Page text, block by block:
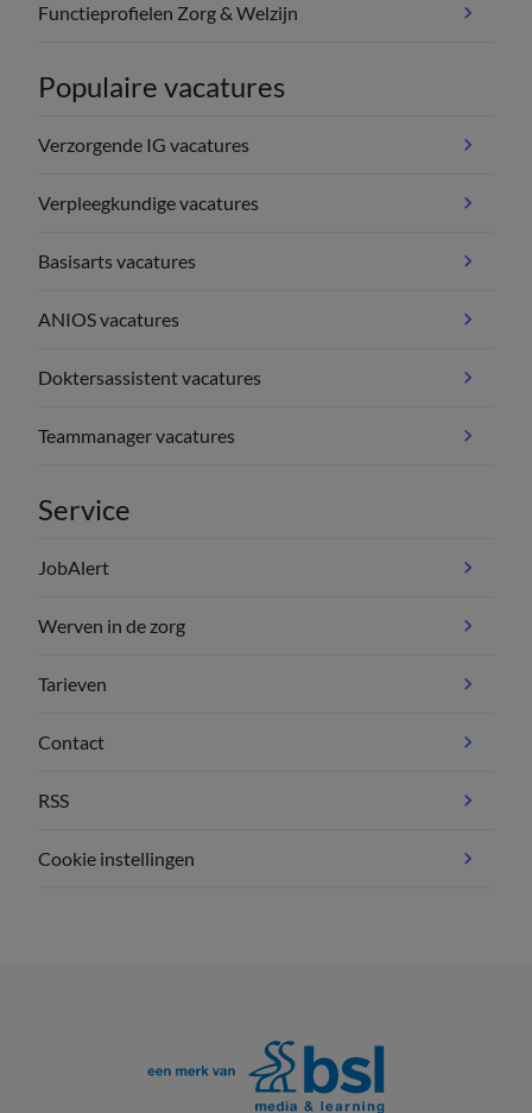
Functieprofielen Zorg & Welzijn
Populaire vacatures
Verzorgende IG vacatures
Verpleegkundige vacatures
Basisarts vacatures
ANIOS vacatures
Doktersassistent vacatures
Teammanager vacatures
Service
JobAlert
Werven in de zorg
Tarieven
Contact
RSS
Cookie instellingen